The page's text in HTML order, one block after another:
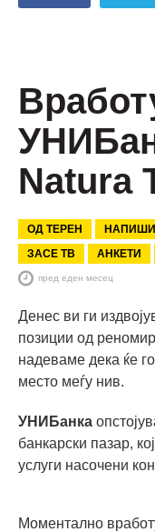
Natura
ОД ТЕРЕН НАПИШИ
ЗАСЕ ТВ
АНКЕТИ
пред еден месец
Денес ви ги
позиции од
надеваме дека ќе
место меѓу нив.
УНИБанка
банкарски пазар,
услуги насочени
Моментално